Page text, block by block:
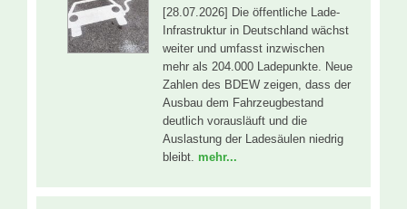
[28.07.2026] Die öffentliche Lade-
Infrastruktur in Deutschland wächst
weiter und umfasst inzwischen
mehr als 204.000 Ladepunkte. Neue
Zahlen des BDEW zeigen, dass der
Ausbau dem Fahrzeugbestand
deutlich vorausläuft und die
Auslastung der Ladesäulen niedrig
bleibt. mehr...